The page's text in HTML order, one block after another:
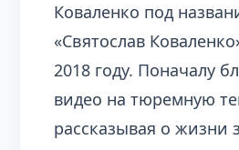
Коваленко под
«Святослав
2018 году. Поначалу
видео на тюремную
рассказывая о жизни